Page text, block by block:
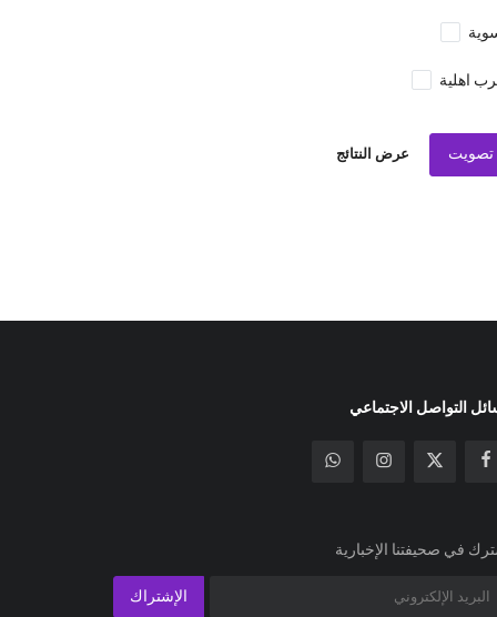
اهلية
تصويت عرض النتائج
التواصل الاجتماعي
في صحيفتنا الإخبارية
الإشتراك